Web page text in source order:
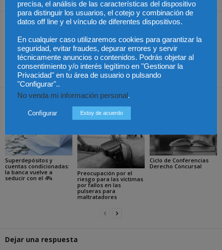
Artículo anterior
La Fiscalía andaluza ordena
investigar a UGT por su
gestión en los fondos de
formación
Artículo siguiente
Crecen un 5,3% los robos
con fuerza en domicilios
pero las infracciones por
drogas caen un 9,4%
Superdepósitos y
cuentas condicionadas:
la banca vuelve a
seducir con el 4%
Preocupación por el
riesgo para las víctimas
por fallos en las
pulseras para
maltratadores
Ciclo de Conferencias
Derecho Concursal
Dejar una respuesta
precisa, el análisis de las características del dispositivo
para distinguir los usuarios, el cotejo y combinación de
datos off line y el vínculo de diferentes dispositivos.
En cualquier caso utilizaremos cookies para garantizar la
seguridad, evitar fraudes, depurar errores y servir
técnicamente anuncios o contenidos. Podrás objetar al
consentimiento y/o interés legítimo en "Gestionar la
Privacidad" en tu área de usuario o pulsando
"Configurar"..
No venda mi información personal.
Configurar Estoy de acuerdo